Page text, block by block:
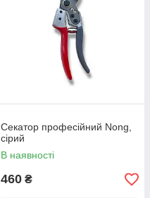
Секатор професійний Nong,
сірий
В наявності
460 ₴